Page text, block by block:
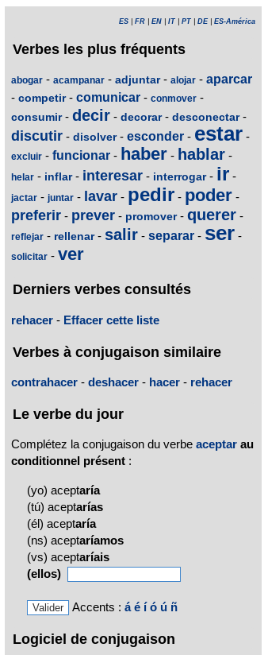
ES FR EN IT PT DE| ES-América
Verbes les plus fréquents
abogar - acampanar - adjuntar- alojar - aparcar
- competir- comunicar - conmover -
consumir- decir - decorar- desconectar-
discutir - disolver- esconder - estar -
excluir - funcionar - haber - hablar -
helar - inflar- interesar - interrogar- ir -
jactar - juntar - lavar - pedir - poder -
preferir - prever - promover- querer -
reflejar - rellenar- salir - separar - ser -
solicitar - ver
Derniers verbes consultés
rehacer - Effacer cette liste
Verbes à conjugaison similaire
contrahacer - deshacer - hacer - rehacer
Le verbe du jour
Complétez la conjugaison du verbe aceptar au
conditionnel présent :
(yo) aceptaría
(tú) aceptarías
(él) aceptaría
(ns) aceptaríamos
(vs) aceptaríais
(ellos)
Accents : á é í ó ú ñ
Logiciel de conjugaison